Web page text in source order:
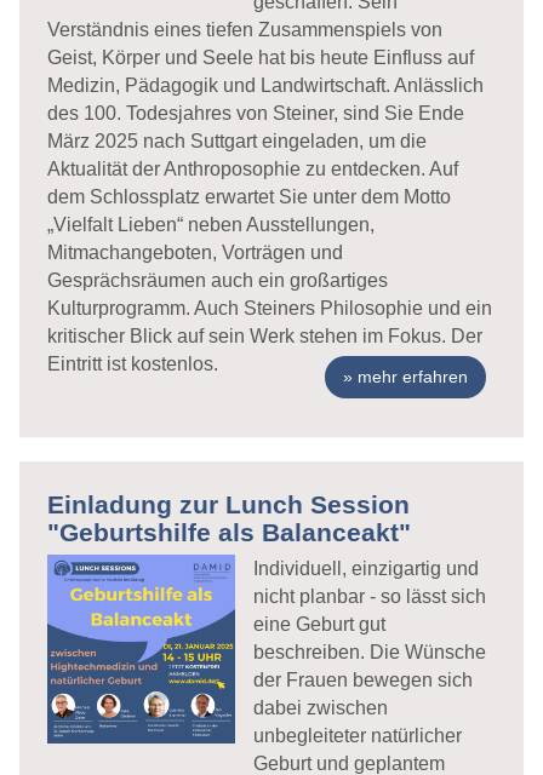
Verständnis eines tiefen Zusammenspiels von
Geist, Körper und Seele hat bis heute Einfluss auf
Medizin, Pädagogik und Landwirtschaft. Anlässlich
des 100. Todesjahres von Steiner, sind Sie Ende
März 2025 nach Suttgart eingeladen, um die
Aktualität der Anthroposophie zu entdecken. Auf
dem Schlossplatz erwartet Sie unter dem Motto
„Vielfalt Lieben“ neben Ausstellungen,
Mitmachangeboten, Vorträgen und
Gesprächsräumen auch ein großartiges
Kulturprogramm. Auch Steiners Philosophie und ein
kritischer Blick auf sein Werk stehen im Fokus. Der
Eintritt ist kostenlos.
mehr erfahren
Einladung zur Lunch Session
"Geburtshilfe als Balanceakt"
Individuell, einzigartig und
nicht planbar - so lässt sich
eine Geburt gut
beschreiben. Die Wünsche
der Frauen bewegen sich
dabei zwischen
unbegleiteter natürlicher
Geburt und geplantem